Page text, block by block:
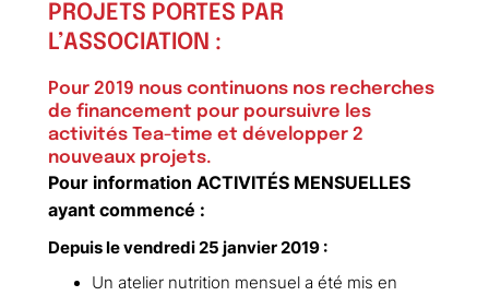
PROJETS PORTES PAR
L’ASSOCIATION :
Pour 2019 nous continuons nos recherches
de financement pour poursuivre les
activités Tea-time et développer 2
nouveaux projets.
Pour information ACTIVITÉS MENSUELLES
ayant commencé :
Depuis le vendredi 25 janvier 2019 :
Un atelier nutrition mensuel a été mis en